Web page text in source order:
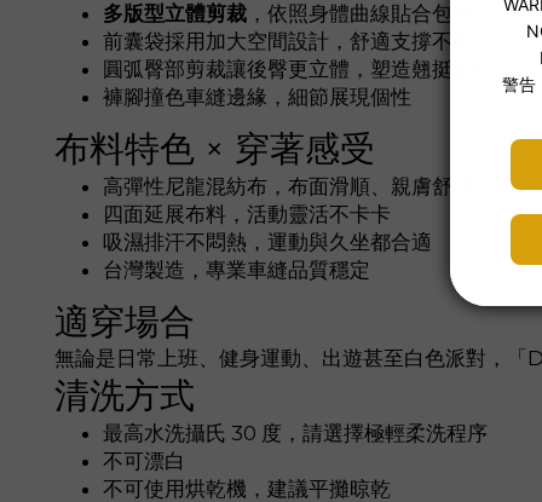
多版型立體剪裁 ，依照身體曲線貼合包覆
前囊袋採用加大空間設計，舒適支撐不壓迫
圓弧臀部剪裁讓後臀更立體，塑造翹挺臀線
褲腳撞色車縫邊緣，細節展現個性
布料特色 × 穿著感受
高彈性尼龍混紡布，布面滑順、親膚舒適
四面延展布料，活動靈活不卡卡
吸濕排汗不悶熱，運動與久坐都合適
台灣製造，專業車縫品質穩定
適穿場合
無論是日常上班、健身運動、出遊甚至白色派對，
清洗方式
最高水洗攝氏 30 度，請選擇極輕柔洗程序
不可漂白
不可使用烘乾機，建議平攤晾乾